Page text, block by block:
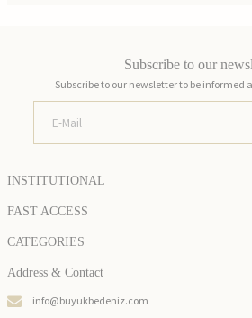
Subscribe to our
Subscribe to our newsletter to be informed
INSTITUTIONAL
FAST ACCESS
CATEGORIES
Address & Contact
info@buyukbedeniz.com